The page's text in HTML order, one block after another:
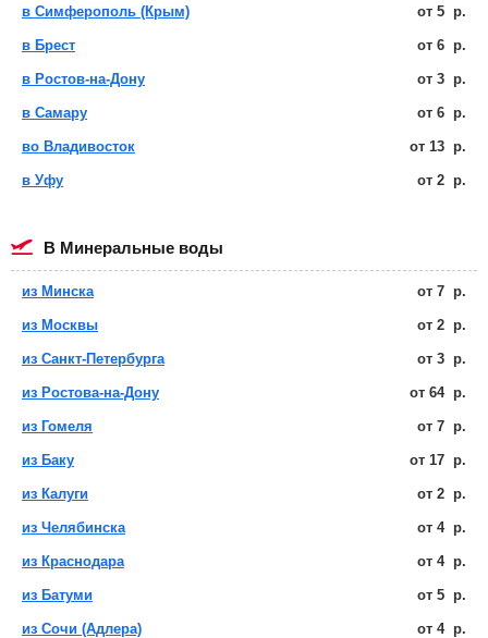
в Симферополь (Крым) от 5 р.
в Брест от 6 р.
в Ростов-на-Дону от 3 р.
в Самару от 6 р.
во Владивосток от 13 р.
в Уфу от 2 р.
в Минеральные воды
из Минска от 7 р.
из Москвы от 2 р.
из Санкт-Петербурга от 3 р.
из Ростова-на-Дону от 64 р.
из Гомеля от 7 р.
из Баку от 17 р.
из Калуги от 2 р.
из Челябинска от 4 р.
из Краснодара от 4 р.
из Батуми от 5 р.
из Сочи (Адлера) от 4 р.